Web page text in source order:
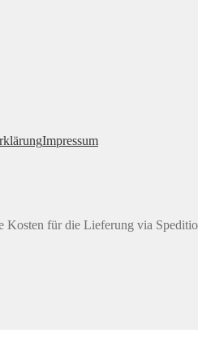
Impressum
für die Lieferung via